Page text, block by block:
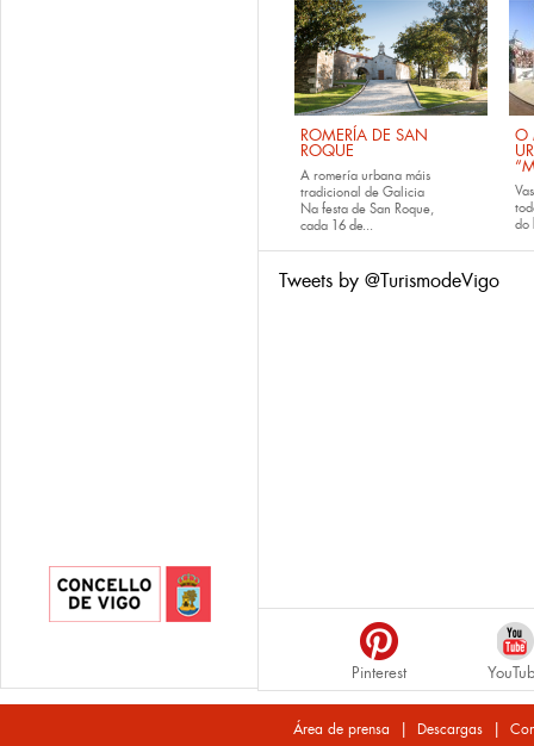
ROMERÍA DE SAN
ROQUE
A romería urbana máis
tradicional de Galicia
Na festa de San Roque,
cada 16 de...
O
do
Tweets by @TurismodeVigo
Pinterest
Área de prensa | Descargas |